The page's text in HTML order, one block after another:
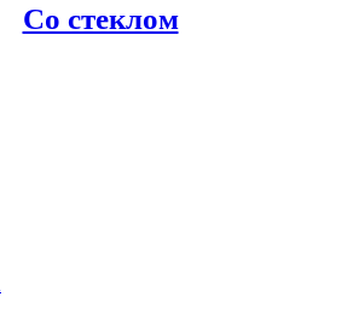
Со стеклом